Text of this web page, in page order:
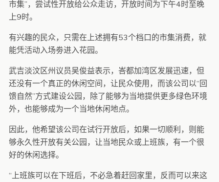
市集”，尝试性开放给公众走访，开放时间为下午4时至晚
上9时。
有兴趣的民众，只需在上述拥有53个档口的市集消费，就
能凭活动入场劵进入花园。
武吉淡汶区州议员吴俊益表示，峇都加湾区发展迅速，但
还没有一个真正的休闲空间，让民众使用，而该公司以“回
馈自然”方式建设公园，除了能够为当地提供更多绿色环境
外，也能够成为一个当地休闲地点。
因此，他希望该公司在试行开放后，如果一切顺利，则能
够永久性开放有关公园，让当地民众或上班族，有一个很
好的休闲选择。
“上班族可以在下班后，不必急着赶回家里，反而可以来这